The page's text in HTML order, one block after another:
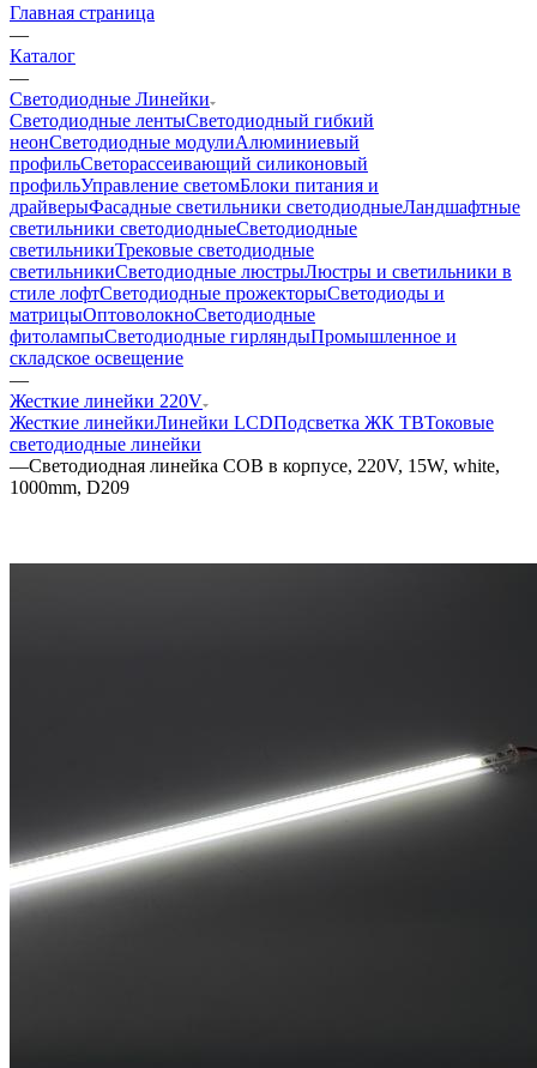
Главная страница
—
Каталог
—
Светодиодные Линейки
Светодиодные лентыСветодиодный гибкий
неонСветодиодные модулиАлюминиевый
профильСветорассеивающий силиконовый
профильУправление светомБлоки питания и
драйверыФасадные светильники светодиодныеЛандшафтные
светильники светодиодныеСветодиодные
светильникиТрековые светодиодные
светильникиСветодиодные люстрыЛюстры и светильники в
стиле лофтСветодиодные прожекторыСветодиоды и
матрицыОптоволокноСветодиодные
фитолампыСветодиодные гирляндыПромышленное и
складское освещение
—
Жесткие линейки 220V
Жесткие линейкиЛинейки LCDПодсветка ЖК ТВТоковые
светодиодные линейки
—Светодиодная линейка COB в корпусе, 220V, 15W, white,
1000mm, D209